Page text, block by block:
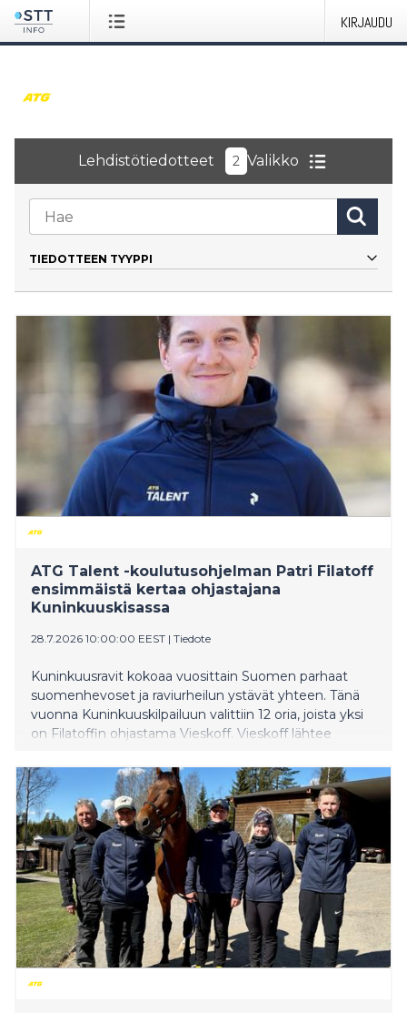
KIRJAUDU
Lehdistötiedotteet 2 Valikko
TIEDOTTEEN TYYPPI
Kaikki
Tiedote
ATG Talent -koulutusohjelman Patri Filatoff
ensimmäistä kertaa ohjastajana
Kuninkuuskisassa
28.7.2026 10:00:00 EEST | Tiedote
Kuninkuusravit kokoaa vuosittain Suomen parhaat
suomenhevoset ja raviurheilun ystävät yhteen. Tänä
vuonna Kuninkuuskilpailuun valittiin 12 oria, joista yksi
on Filatoffin ohjastama Vieskoff. Vieskoff lähtee